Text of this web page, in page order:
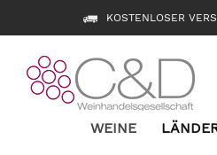
KOSTENLOSER
WEINE